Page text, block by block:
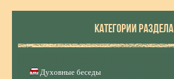
КАТЕГОРИИ РАЗДЕЛА
Духовные беседы